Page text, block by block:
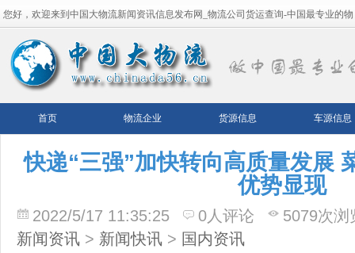
您好，欢迎来到中国大物流新闻资讯信息发布网_物流公司货运查询-中国最专业的物
流平台！
首页 物流企业 货源信息 车源信息
快递“三强”加快转向高质量发展
优势显现
2022/5/17 11:35:25 0人评论
5079次浏
新闻资讯 > 新闻快讯 > 国内资讯